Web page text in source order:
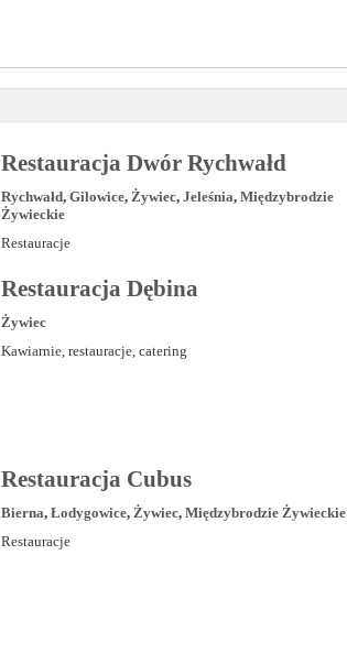
Restauracja Dwór Rychwałd
Rychwałd, Gilowice, Żywiec, Jeleśnia, Międzybrodzie
Żywieckie
Restauracje
Restauracja Dębina
Żywiec
Kawiarnie, restauracje, catering
Restauracja Cubus
Bierna, Łodygowice, Żywiec, Międzybrodzie Żywieckie
Restauracje